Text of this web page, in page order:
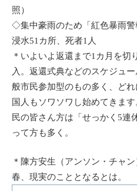
照）
◇集中豪雨のため「紅色暴雨警
浸水51カ所、死者1人
＊いよいよ返還まで1カ月を切
入。返還式典などのスケジュ
般市民参加型のもの多く、ど
国人もソワソワし始めてきま
民の皆さん方は「せっかく5連
って方も多く。
＊陳方安生（アンソン・チャ
春、現実のこととなるとは。